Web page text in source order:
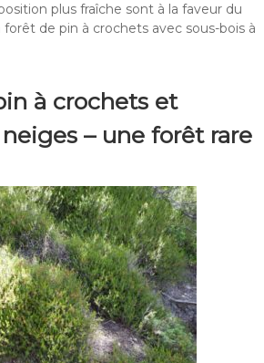
plus fraîche sont à la faveur du
de pin à crochets avec sous-bois à
à crochets et
– une forêt rare